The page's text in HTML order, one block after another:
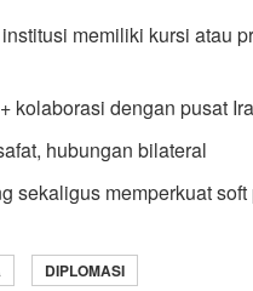
memiliki kursi atau
kolaborasi dengan pusat
hubungan bilateral
sekaligus memperkuat
DIPLOMASI